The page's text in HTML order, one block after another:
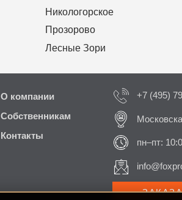
Никологорское
Прозорово
Лесные Зори
О компании
Собственникам
Контакты
+7 (495)
пн–пт: